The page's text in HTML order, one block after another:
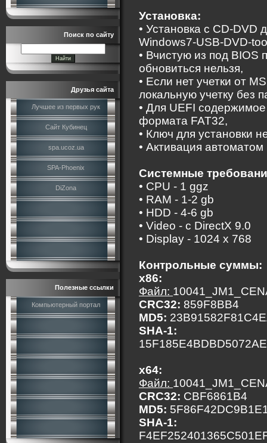
Поиск по сайту
Друзья сайта
Лучшее из первых рук
Сайт Кубинец
spa.ucoz.ua
SPA-Phoenix
DiZona
Полезные ссылки
Компьютерный портал
Установка:
• Установка с CD-DVD
Windows7-USB-DVD-
• Вчистую из под BIOS
обновиться нельзя,
• Если нет учетки от
локальную учетку без
• Для UEFI
формата FAT32,
• Ключ для установки
• Активация
Системные
• CPU - 1 ggz
• RAM - 1-2 gb
• HDD - 4-6 gb
• Video - c DirectX 9.0
• Display - 1024 x 768
Контрольные суммы:
x86:
Файл:
CRC32: 859F8BB4
MD5:
SHA-1:
x64:
Файл:
CRC32: CBF6861B4
MD5:
SHA-1: